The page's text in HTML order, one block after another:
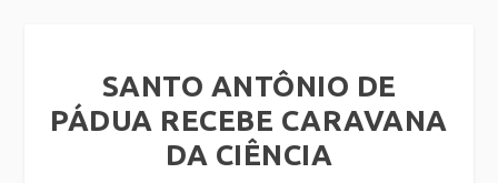
SANTO ANTÔNIO DE
PÁDUA RECEBE CARAVANA
DA CIÊNCIA